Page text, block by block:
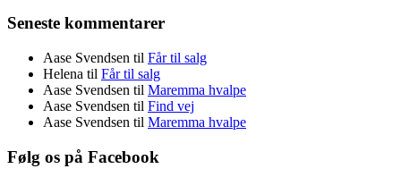
Seneste kommentarer
Aase Svendsen til Får til salg
Helena til Får til salg
Aase Svendsen til Maremma hvalpe
Aase Svendsen til Find vej
Aase Svendsen til Maremma hvalpe
Følg os på Facebook